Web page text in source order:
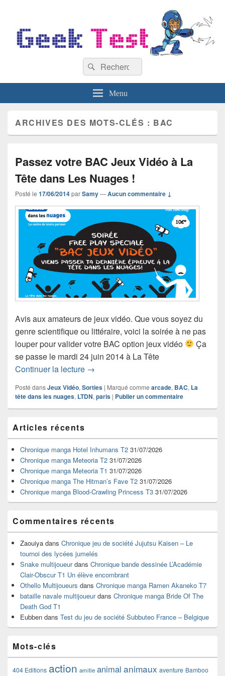
Recherche :
Rechercher
Menu
ARCHIVES DES MOTS-CLÉS : BAC
Passez votre BAC Jeux Vidéo à La
Tête dans Les Nuages !
Posté le 17/06/2014parSamy—Aucun commentaire ↓
Avis aux amateurs de jeux vidéo. Que vous soyez du
genre scientifique ou littéraire, voici la soirée à ne pas
louper pour valider votre BAC option jeux vidéo
Ça
se passe le mardi 24 juin 2014 à La Tête
Continuer la lecture Passez votre BAC Jeux Vidéo à La
→
Posté dansJeux Vidéo, Sorties | Marqué comme arcade, BAC, La
tête dans les nuages, LTDN, paris | Publier un commentaire
principale
de
widget
pour
barre
latérale
Articles récents
Chronique manga Hotel Inhumans T2 31/07/2026
Chronique manga Meteoria T2 31/07/2026
Chronique manga Meteoria T1 31/07/2026
Chronique manga The Hitman’s Fave T2 31/07/2026
Chronique manga Blood-Crawling Princess T3 31/07/2026
Commentaires récents
Zaouiya dans Chronique jeu de société Jujutsu Kaisen – Le
tournoi des lycées jumelés
Snake multijoueurdans Chronique bande dessinée L’Académie
Clair-Obscur T1 Un élève encombrant
Othello Multijoueurs dans Chronique manga Ramen Akaneko T7
bataille navale multijoueurdans Chronique manga Bride Of The
Death God T1
Eubben dans Test du jeu de société Subbuteo France – Belgique
Mots-clés
404 Editions action amitie animal animaux aventure Bamboo